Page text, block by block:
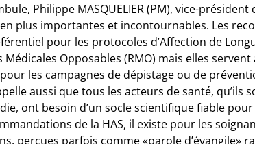
Philippe MASQUELIER (PM), vice-président
plus importantes et incontournables. Les
pour les protocoles d’Affection de
Opposables (RMO) mais elles servent
les campagnes de dépistage ou de
aussi que tous les acteurs de santé, qu’ils
ont besoin d’un socle scientifique fiable
de la HAS, il existe pour les
perçues parfois comme «parole d’évangile»